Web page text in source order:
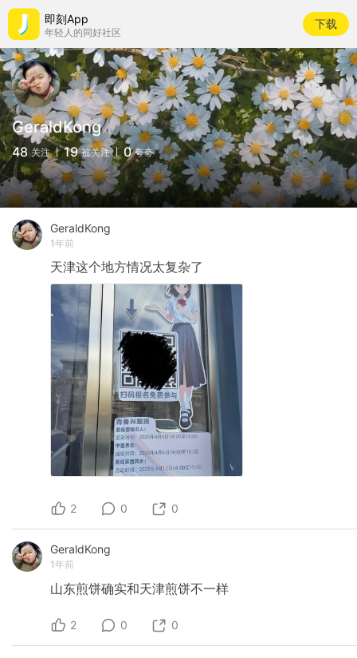
即刻App
年轻人的同好社区
下载
GeraldKong
48 关注 19 被关注 0 夸夸
GeraldKong
1年前
天津这个地方情况太复杂了
2 0 0
GeraldKong
1年前
山东煎饼确实和天津煎饼不一样
2 0 0